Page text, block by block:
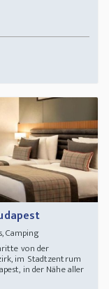
Camping
von der
im Stadtzentrum
in der Nähe aller